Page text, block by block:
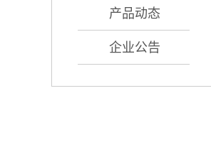
产品动态
企业公告